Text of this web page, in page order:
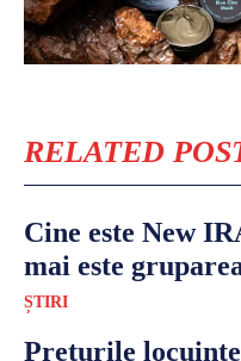
RELATED
Cine este New
mai este
ȘTIRI
Prețurile